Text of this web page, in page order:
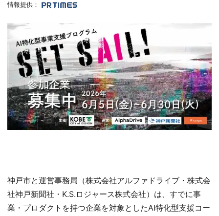
情報提供：
神戸市と運営事務局（株式会社アルファドライブ・株式会
社神戸新聞社・K.S.ロジャース株式会社）は、すでに事
業・プロダクトを持つ企業を対象としたAI特化型支援コー